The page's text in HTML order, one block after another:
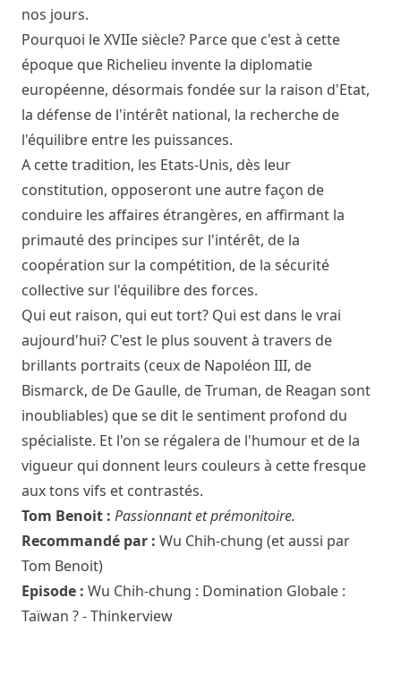
nos jours.
Pourquoi le XVIIe siècle? Parce que c'est à cette
époque que Richelieu invente la diplomatie
européenne, désormais fondée sur la raison d'Etat,
la défense de l'intérêt national, la recherche de
l'équilibre entre les puissances.
A cette tradition, les Etats-Unis, dès leur
constitution, opposeront une autre façon de
conduire les affaires étrangères, en affirmant la
primauté des principes sur l'intérêt, de la
coopération sur la compétition, de la sécurité
collective sur l'équilibre des forces.
Qui eut raison, qui eut tort? Qui est dans le vrai
aujourd'hui? C'est le plus souvent à travers de
brillants portraits (ceux de Napoléon III, de
Bismarck, de De Gaulle, de Truman, de Reagan sont
inoubliables) que se dit le sentiment profond du
spécialiste. Et l'on se régalera de l'humour et de la
vigueur qui donnent leurs couleurs à cette fresque
aux tons vifs et contrastés.
Tom Benoit : Passionnant et prémonitoire.
Recommandé par : Wu Chih-chung (et aussi par
Tom Benoit)
Episode : Wu Chih-chung : Domination Globale :
Taïwan ? - Thinkerview